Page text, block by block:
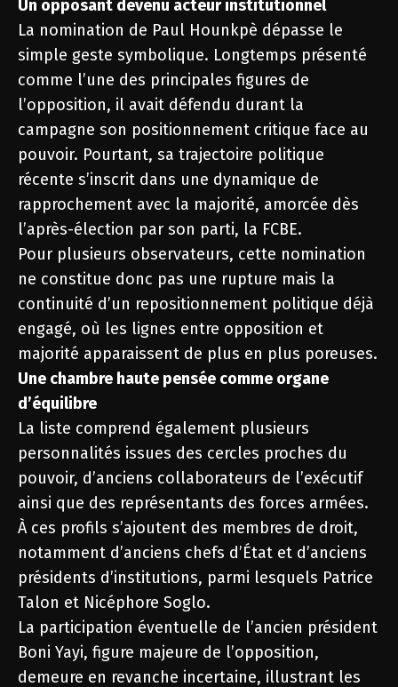
Un opposant devenu acteur institutionnel
La nomination de Paul Hounkpè dépasse le
simple geste symbolique. Longtemps présenté
comme l’une des principales figures de
l’opposition, il avait défendu durant la
campagne son positionnement critique face au
pouvoir. Pourtant, sa trajectoire politique
récente s’inscrit dans une dynamique de
rapprochement avec la majorité, amorcée dès
l’après-élection par son parti, la FCBE.
Pour plusieurs observateurs, cette nomination
ne constitue donc pas une rupture mais la
continuité d’un repositionnement politique déjà
engagé, où les lignes entre opposition et
majorité apparaissent de plus en plus poreuses.
Une chambre haute pensée comme organe
d’équilibre
La liste comprend également plusieurs
personnalités issues des cercles proches du
pouvoir, d’anciens collaborateurs de l’exécutif
ainsi que des représentants des forces armées.
À ces profils s’ajoutent des membres de droit,
notamment d’anciens chefs d’État et d’anciens
présidents d’institutions, parmi lesquels Patrice
Talon et Nicéphore Soglo.
La participation éventuelle de l’ancien président
Boni Yayi, figure majeure de l’opposition,
demeure en revanche incertaine, illustrant les